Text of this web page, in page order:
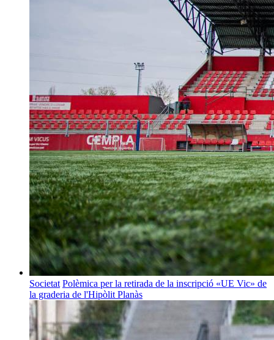
Societat Polèmica per la retirada de la inscripció «UE Vic» de
la graderia de l'Hipòlit Planàs